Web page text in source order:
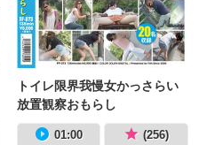
トイレ限界我慢女かっさらい
放置観察おもらし
01:00 (256)